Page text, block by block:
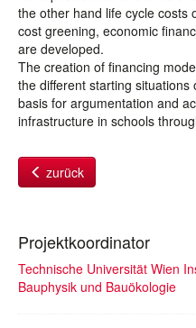
the other hand life cycle costs
cost greening, economic
are developed.
The creation of financing
the different starting
basis for argumentation and
infrastructure in schools
zurück
Projektkoordinator
Technische Universität Wien
Bauphysik und Bauökologie